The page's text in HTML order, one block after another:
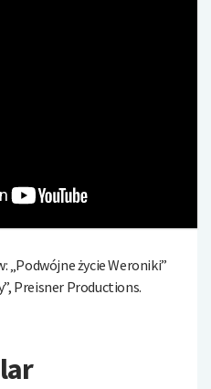
życie Weroniki”
Preisner Productions.